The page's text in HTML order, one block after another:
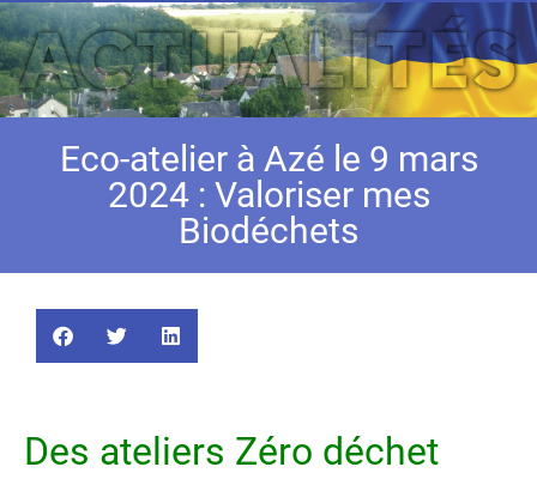
Eco-atelier à Azé le 9 mars
2024 : Valoriser mes
Biodéchets
Des ateliers Zéro déchet